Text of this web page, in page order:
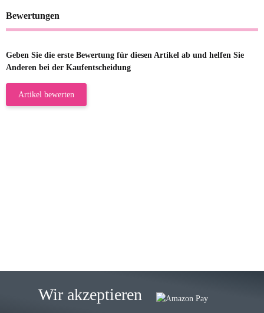
Bewertungen
Geben Sie die erste Bewertung für diesen Artikel ab und helfen Sie
Anderen bei der Kaufentscheidung
Artikel bewerten
Lieferung, man kann bedenkenlos
Wir akzeptieren